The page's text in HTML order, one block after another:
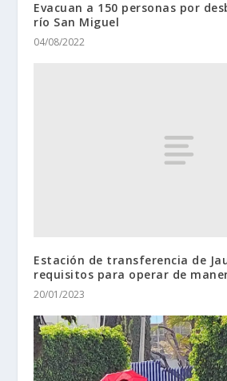
Evacuan a 150 personas por
río San Miguel
04/08/2022
Estación de transferencia de
requisitos para operar de
20/01/2023